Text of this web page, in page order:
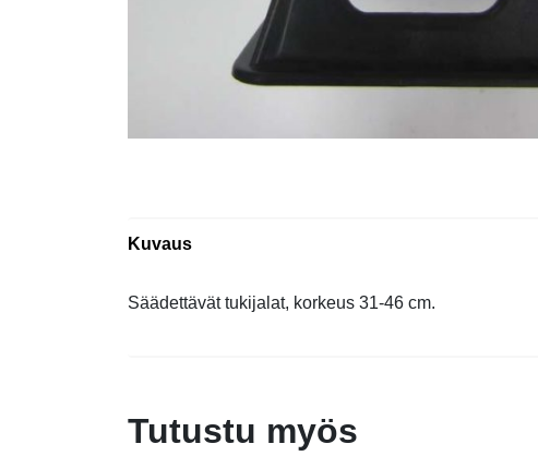
Kuvaus
Säädettävät tukijalat, korkeus 31-46 cm.
Tutustu myös